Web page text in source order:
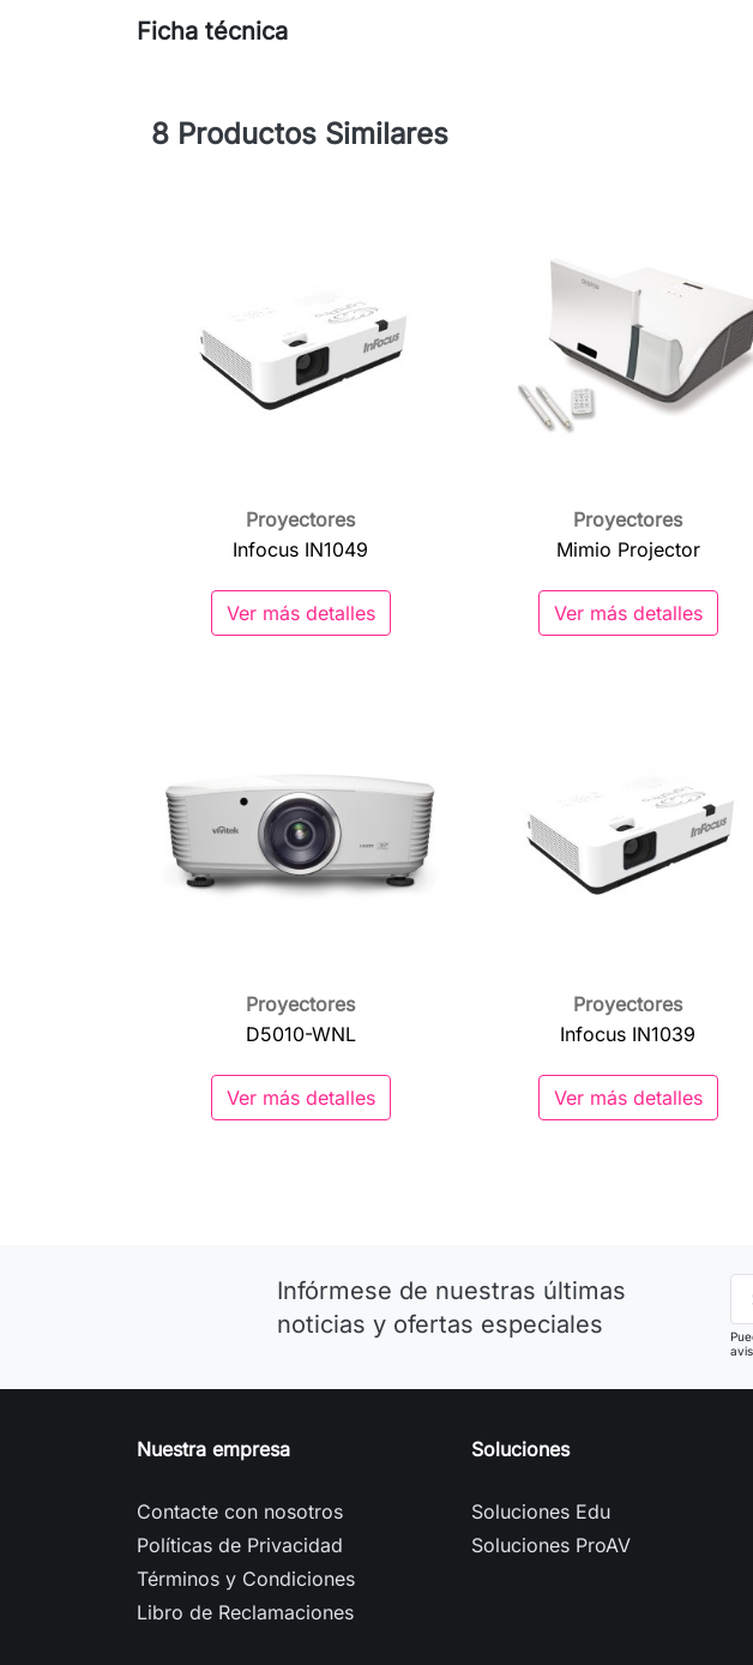
Ficha técnica
8 Productos Similares
 Vista rápida
Proyectores
Infocus IN1049
Ver más detalles
 Vista rápida
Proyectores
Mimio Projector
Ver más detalles
 Vista rápida
Proyectores
D5010-WNL
Ver más detalles
 Vista rápida
Proyectores
Infocus IN1039
Ver más detalles
Infórmese de nuestras últimas
noticias y ofertas especiales
Nuestra empresa
Contacte con nosotros
Políticas de Privacidad
Términos y Condiciones
Libro de Reclamaciones
Soluciones
Soluciones Edu
Soluciones ProAV